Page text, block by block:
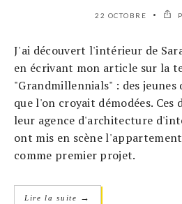
22 OCTOBRE
J'ai découvert l'intérieur de
en écrivant mon article sur la
"Grandmillennials" : des jeunes
que l'on croyait démodées.
leur agence d'architecture
ont mis en scène
comme premier projet.
Lire la suite →